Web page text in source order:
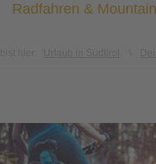
Radfahren &